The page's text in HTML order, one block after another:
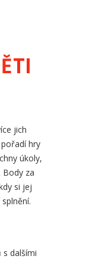
jich
hry
úkoly,
za
si jej
dalšími